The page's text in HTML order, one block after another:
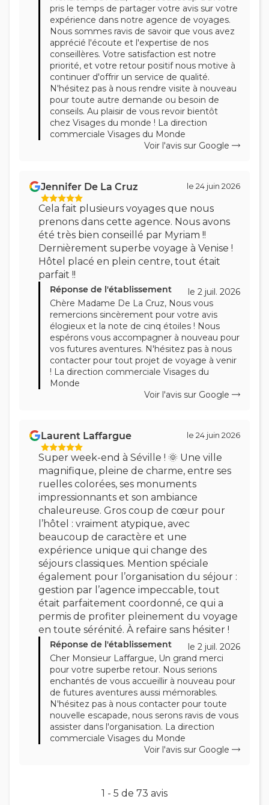
pris le temps de partager votre avis sur votre
expérience dans notre agence de voyages.
Nous sommes ravis de savoir que vous avez
apprécié l'écoute et l'expertise de nos
conseillères. Votre satisfaction est notre
priorité, et votre retour positif nous motive à
continuer d'offrir un service de qualité.
N'hésitez pas à nous rendre visite à nouveau
pour toute autre demande ou besoin de
conseils. Au plaisir de vous revoir bientôt
chez Visages du monde ! La direction
commerciale Visages du Monde
Voir l'avis sur Google
Jennifer De La Cruz le 24 juin 2026
Cela fait plusieurs voyages que nous
prenons dans cette agence. Nous avons
été très bien conseillé par Myriam !!
Dernièrement superbe voyage à Venise !
Hôtel placé en plein centre, tout était
parfait !!
Réponse de l'établissement
le 2 juil. 2026
Chère Madame De La Cruz, Nous vous
remercions sincèrement pour votre avis
élogieux et la note de cinq étoiles ! Nous
espérons vous accompagner à nouveau pour
vos futures aventures. N'hésitez pas à nous
contacter pour tout projet de voyage à venir
! La direction commerciale Visages du
Monde
Voir l'avis sur Google
Laurent Laffargue le 24 juin 2026
Super week-end à Séville ! 🌞 Une ville
magnifique, pleine de charme, entre ses
ruelles colorées, ses monuments
impressionnants et son ambiance
chaleureuse. Gros coup de cœur pour
l’hôtel : vraiment atypique, avec
beaucoup de caractère et une
expérience unique qui change des
séjours classiques. Mention spéciale
également pour l’organisation du séjour :
gestion par l’agence impeccable, tout
était parfaitement coordonné, ce qui a
permis de profiter pleinement du voyage
en toute sérénité. À refaire sans hésiter !
Réponse de l'établissement
le 2 juil. 2026
Cher Monsieur Laffargue, Un grand merci
pour votre superbe retour. Nous serions
enchantés de vous accueillir à nouveau pour
de futures aventures aussi mémorables.
N'hésitez pas à nous contacter pour toute
nouvelle escapade, nous serons ravis de vous
assister dans l'organisation. La direction
commerciale Visages du Monde
Voir l'avis sur Google
1 - 5 de 73 avis